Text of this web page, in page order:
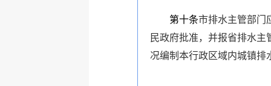
第十条市排水主管部门
民政府批准，并报省排水
况编制本行政区域内城镇排